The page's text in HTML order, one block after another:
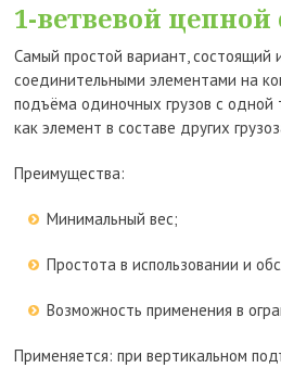
1-ветвевой цепной
Самый простой вариант, состоящий
соединительными элементами на
подъёма одиночных грузов с одной
как элемент в составе других
Преимущества:
Минимальный вес;
Простота в использовании и
Возможность применения в
Применяется: при вертикальном